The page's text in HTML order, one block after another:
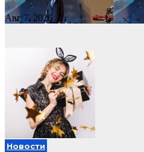
Авг 7, 2026
Новости